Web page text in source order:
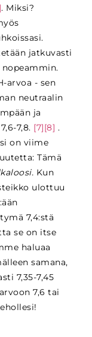
. Miksi?
jatkuvasti
arvoa - sen
neutraalin
ja
7,8. [7][8] .
on viime
Tämä
Kun
ulottuu
7,4:stä
se on itse
haluaa
samana,
7,35-7,45
7,6 tai